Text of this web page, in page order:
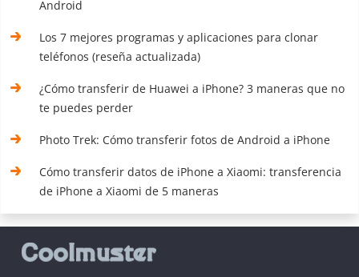
Android
Los 7 mejores programas y aplicaciones para clonar
teléfonos (reseña actualizada)
¿Cómo transferir de Huawei a iPhone? 3 maneras que no
te puedes perder
Photo Trek: Cómo transferir fotos de Android a iPhone
Cómo transferir datos de iPhone a Xiaomi: transferencia
de iPhone a Xiaomi de 5 maneras